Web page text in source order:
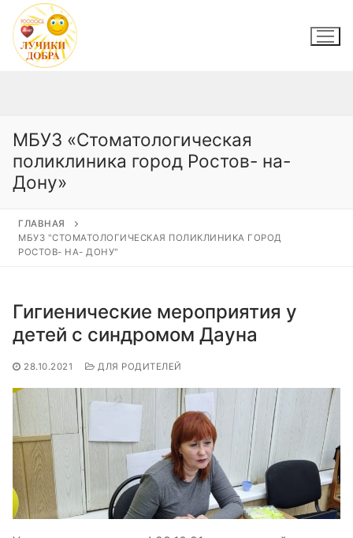
Перейти
содержимому
МБУЗ «Стоматологическая
поликлиника город Ростов- на-
Дону»
ГЛАВНАЯ
МБУЗ "СТОМАТОЛОГИЧЕСКАЯ ПОЛИКЛИНИКА ГОРОД
РОСТОВ- НА- ДОНУ"
Гигиенические мероприятия у
детей с синдромом Дауна
28.10.2021 ДЛЯ РОДИТЕЛЕЙ